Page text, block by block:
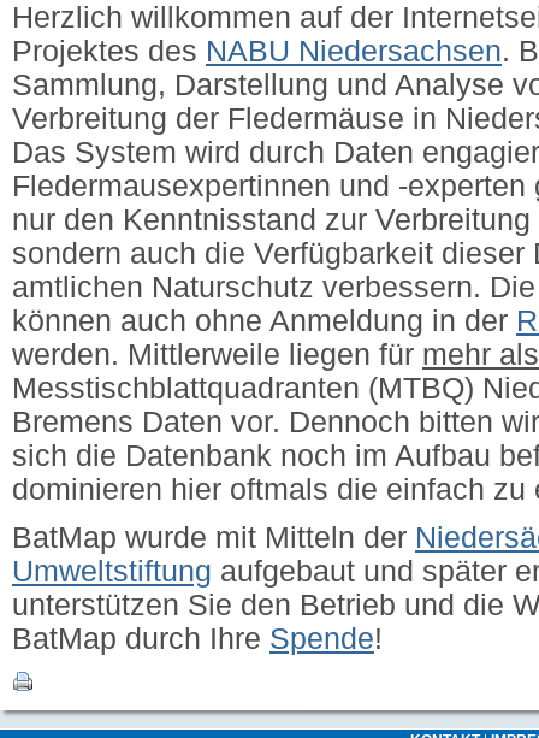
Herzlich willkommen auf der
Projektes des NABU Niedersachsen.
Sammlung, Darstellung und Analyse
Verbreitung der Fledermäuse in
Das System wird durch Daten
Fledermausexpertinnen und -
nur den Kenntnisstand zur
sondern auch die Verfügbarkeit dieser
amtlichen Naturschutz verbessern.
können auch ohne Anmeldung in der
werden. Mittlerweile liegen für mehr
Messtischblattquadranten (MTBQ)
Bremens Daten vor. Dennoch bitten
sich die Datenbank noch im Aufbau
dominieren hier oftmals die einfach zu
BatMap wurde mit Mitteln der
Umweltstiftung aufgebaut und später
unterstützen Sie den Betrieb und die
BatMap durch Ihre Spende!